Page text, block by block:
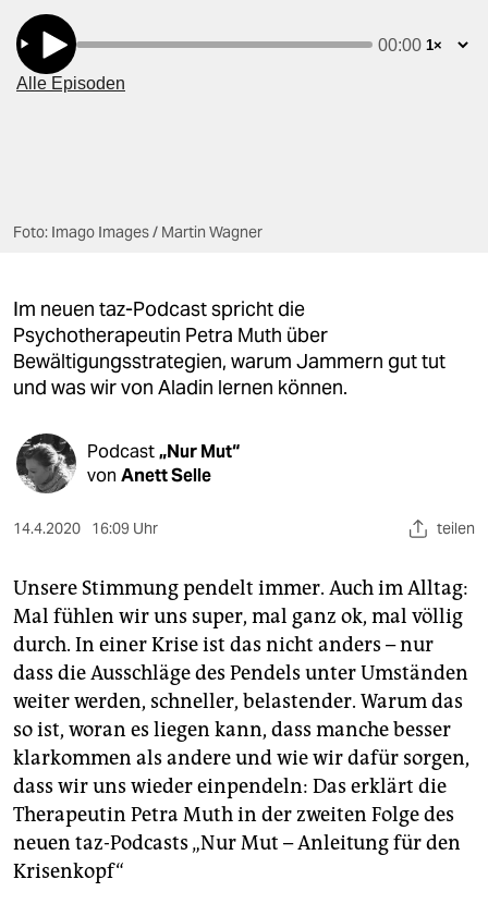
nord
wahrheit
veranstaltungen
fragen & hilfe
unterstützen
genossenschaft
epaper login
Foto: Imago Images / Martin Wagner
Im neuen taz-Podcast spricht die
Psychotherapeutin Petra Muth über
Bewältigungsstrategien, warum Jammern gut tut
und was wir von Aladin lernen können.
Podcast„Nur Mut“
von Anett Selle
14.4.2020 16:09 Uhr teilen
Unsere Stimmung pendelt immer. Auch im Alltag:
Mal fühlen wir uns super, mal ganz ok, mal völlig
durch. In einer Krise ist das nicht anders – nur
dass die Ausschläge des Pendels unter Umständen
weiter werden, schneller, belastender. Warum das
so ist, woran es liegen kann, dass manche besser
klarkommen als andere und wie wir dafür sorgen,
dass wir uns wieder einpendeln: Das erklärt die
Therapeutin Petra Muth in der zweiten Folge des
neuen taz-Podcasts „Nur Mut – Anleitung für den
Krisenkopf“